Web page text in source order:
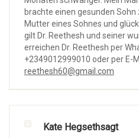
brachte einen gesunden Sohn
Mutter eines Sohnes und
gilt Dr. Reethesh und seiner
erreichen Dr. Reethesh per
+2349012999010 oder per E-
reethesh60@gmail.com
Kate Hegsethsagt